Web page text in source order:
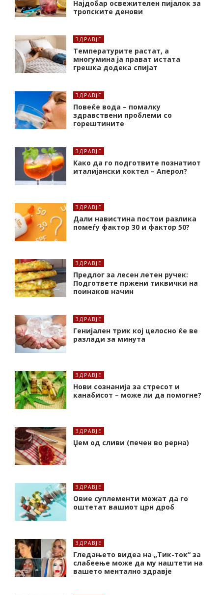
Најдобар освежителен пијалок за
тропските денови
ЗДРАВЈЕ
Температурите растат, а
многумина ја прават истата
грешка додека спијат
ЗДРАВЈЕ
Повеќе вода – помалку
здравствени проблеми со
горештините
ЗДРАВЈЕ
Како да го подготвите познатиот
италијански коктел – Аперол?
ЗДРАВЈЕ
Дали навистина постои разлика
помеѓу фактор 30 и фактор 50?
ЗДРАВЈЕ
Предлог за лесен летен ручек:
Подгответе пржени тиквички на
поинаков начин
ЗДРАВЈЕ
Генијален трик кој целосно ќе ве
разлади за минута
ЗДРАВЈЕ
Нови сознанија за стресот и
канабисот – може ли да помогне?
ЗДРАВЈЕ
Џем од сливи (печен во рерна)
ЗДРАВЈЕ
Oвие суплементи можат да го
оштетат вашиот црн дроб
ЗДРАВЈЕ
Гледањето видеа на „Тик-ток“ за
слабеење може да му наштети на
вашето ментално здравје